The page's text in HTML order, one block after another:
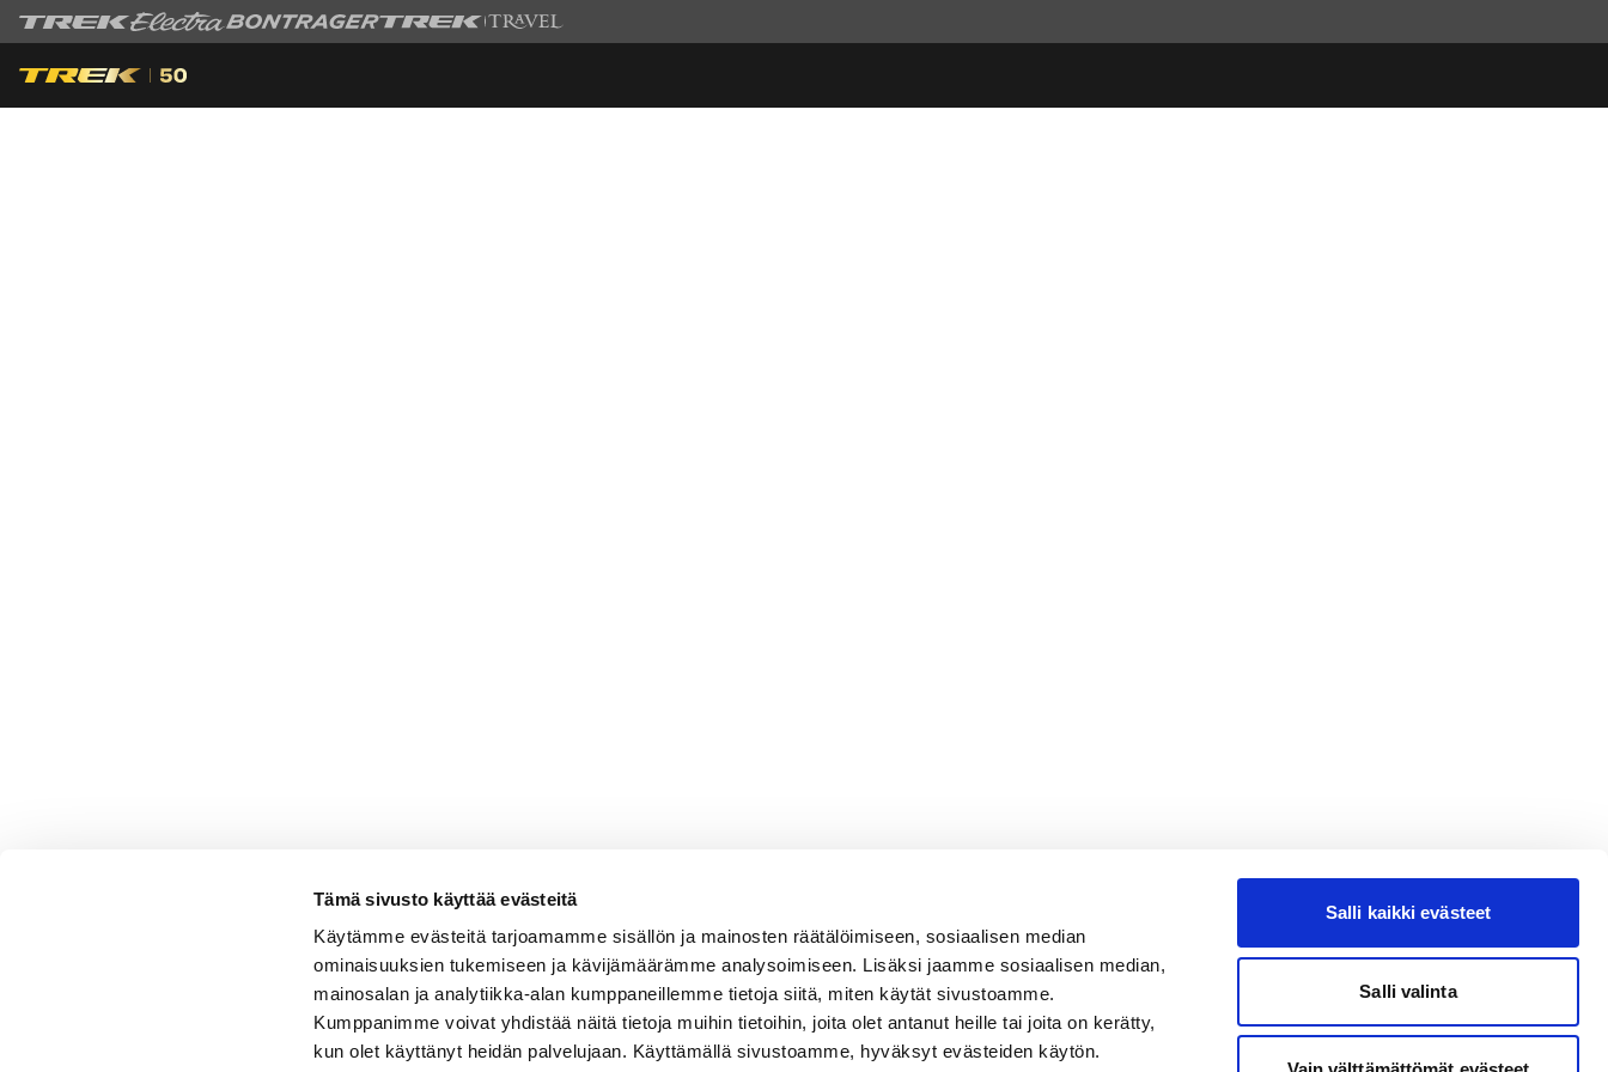
Tämä sivusto käyttää evästeitä
Käytämme evästeitä tarjoamamme sisällön ja mainosten räätälöimiseen, sosiaalisen median
ominaisuuksien tukemiseen ja kävijämäärämme analysoimiseen. Lisäksi jaamme sosiaalisen median,
mainosalan ja analytiikka-alan kumppaneillemme tietoja siitä, miten käytät sivustoamme.
Kumppanimme voivat yhdistää näitä tietoja muihin tietoihin, joita olet antanut heille tai joita on kerätty,
kun olet käyttänyt heidän palvelujaan. Käyttämällä sivustoamme, hyväksyt evästeiden käytön.
Salli kaikki evästeet
Salli valinta